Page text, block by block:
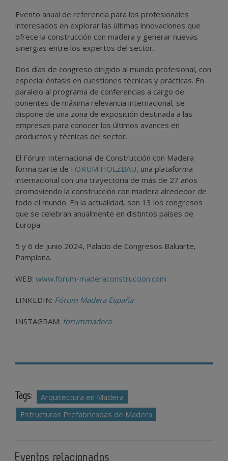
Evento anual de referencia para los profesionales
interesados en explorar las últimas innovaciones que
ofrece la construcción con madera y generar nuevas
sinergias entre los expertos del sector.
Dos días de congreso dirigido al mundo profesional, con
especial énfasis en cuestiones técnicas y prácticas. En
paralelo al programa de conferencias a cargo de
ponentes de máxima relevancia internacional, se
dispone de una zona de exposición destinada a las
empresas para conocer los últimos avances en
productos y técnicas del sector.
El Fórum Internacional de Construcción con Madera
forma parte de FORUM HOLZBAU, una plataforma
internacional con una trayectoria de más de 27 años
promoviendo la construcción con madera alrededor de
todo el mundo. En la actualidad, son 13 los congresos
que se celebran anualmente en distintos países de
Europa.
5 y 6 de junio 2024, Palacio de Congresos Baluarte,
Pamplona.
WEB: www.forum-maderaconstruccion.com
LINKEDIN: Fórum Madera España
INSTAGRAM: forummadera
Tags:
Arquitectura en Madera
Estructuras Prefabricadas de Madera
Eventos relacionados